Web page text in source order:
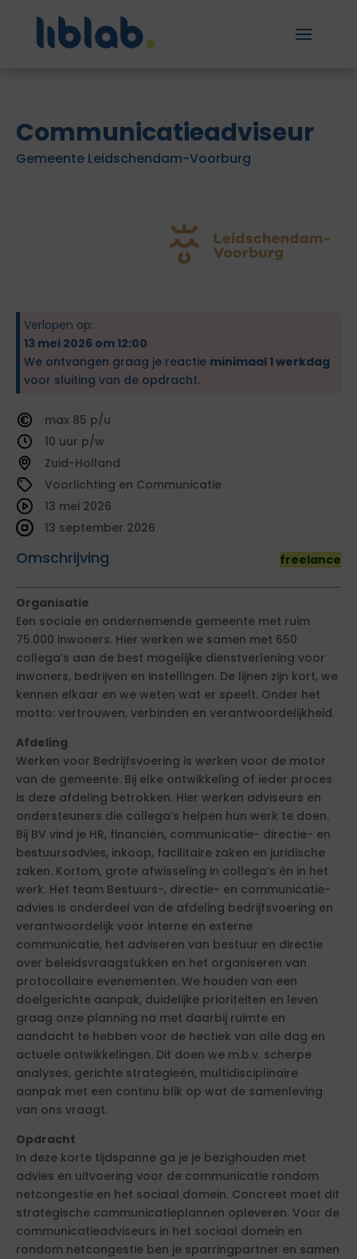
Communicatieadviseur
Gemeente Leidschendam-Voorburg
Verlopen op:
13 mei 2026 om 12:00
We ontvangen graag je reactie minimaal 1 werkdag
voor sluiting van de opdracht.
85
10
Zuid-Holland
Voorlichting en Communicatie
Omschrijving freelance
13 mei 2026
13 september 2026
Organisatie
Een sociale en ondernemende gemeente met ruim
75.000 inwoners. Hier werken we samen met 650
collega’s aan de best mogelijke dienstverlening voor
inwoners, bedrijven en instellingen. De lijnen zijn kort, we
kennen elkaar en we weten wat er speelt. Onder het
motto: vertrouwen, verbinden en verantwoordelijkheid.
Afdeling
Werken voor Bedrijfsvoering is werken voor de motor
van de gemeente. Bij elke ontwikkeling of ieder proces
is deze afdeling betrokken. Hier werken adviseurs en
ondersteuners die collega’s helpen hun werk te doen.
Bij BV vind je HR, financiën, communicatie- directie- en
bestuursadvies, inkoop, facilitaire zaken en juridische
zaken. Kortom, grote afwisseling in collega’s én in het
werk. Het team Bestuurs-, directie- en communicatie-
advies is onderdeel van de afdeling bedrijfsvoering en
verantwoordelijk voor interne en externe
communicatie, het adviseren van bestuur en directie
over beleidsvraagstukken en het organiseren van
protocollaire evenementen. We houden van een
doelgerichte aanpak, duidelijke prioriteiten en leven
graag onze planning na met daarbij ruimte en
aandacht te hebben voor de hectiek van alle dag en
actuele ontwikkelingen. Dit doen we m.b.v. scherpe
analyses, gerichte strategieën, multidisciplinaire
aanpak met een continu blik op wat de samenleving
van ons vraagt.
Opdracht
In deze korte tijdspanne ga je je bezighouden met
advies en uitvoering voor de communicatie rondom
netcongestie en het sociaal domein. Concreet moet dit
strategische communicatieplannen opleveren. Voor de
communicatieadviseurs in het sociaal domein en
rondom netcongestie ben je sparringpartner en samen